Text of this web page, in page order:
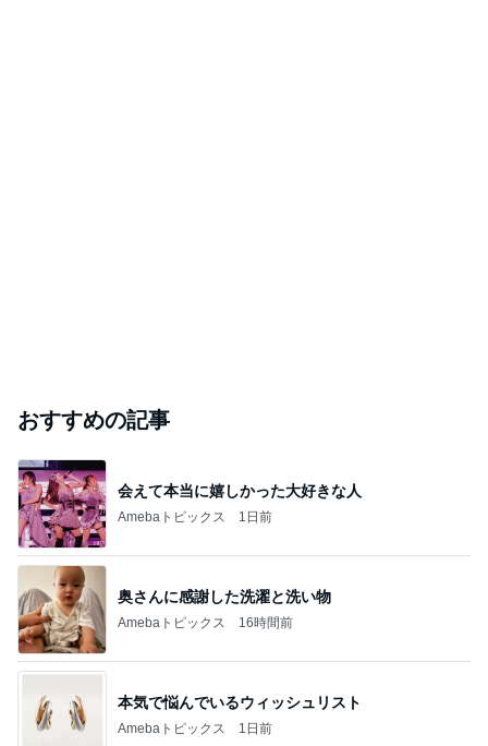
おすすめの記事
会えて本当に嬉しかった大好きな人
Amebaトピックス 1日前
奥さんに感謝した洗濯と洗い物
Amebaトピックス 16時間前
本気で悩んでいるウィッシュリスト
Amebaトピックス 1日前